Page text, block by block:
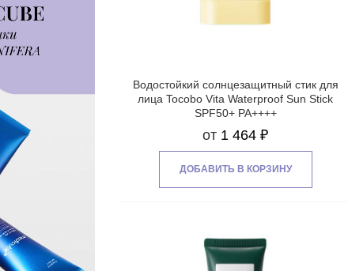
Водостойкий солнцезащитный стик для
лица Tocobo Vita Waterproof Sun Stick
SPF50+ PA++++
от 1 464 ₽
ДОБАВИТЬ В КОРЗИНУ